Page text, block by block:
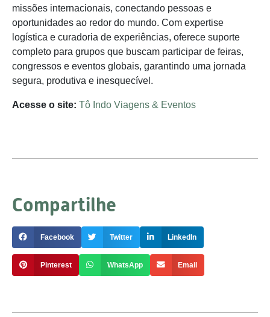
missões internacionais, conectando pessoas e
oportunidades ao redor do mundo. Com expertise
logística e curadoria de experiências, oferece suporte
completo para grupos que buscam participar de feiras,
congressos e eventos globais, garantindo uma jornada
segura, produtiva e inesquecível.
Acesse o site: Tô Indo Viagens & Eventos
Compartilhe
Facebook Twitter LinkedIn
Pinterest WhatsApp Email